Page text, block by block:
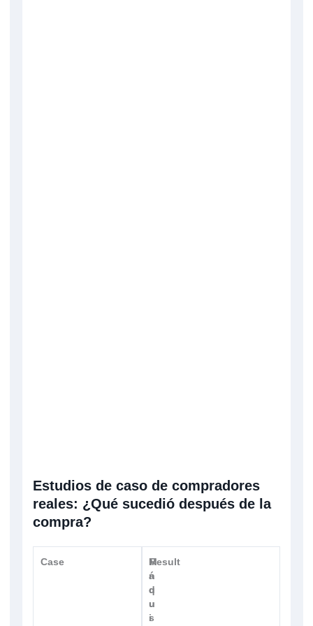
Estudios de caso de compradores
reales: ¿Qué sucedió después de la
compra?
Case
I
n
d
u
s
M
á
q
u
i
Result